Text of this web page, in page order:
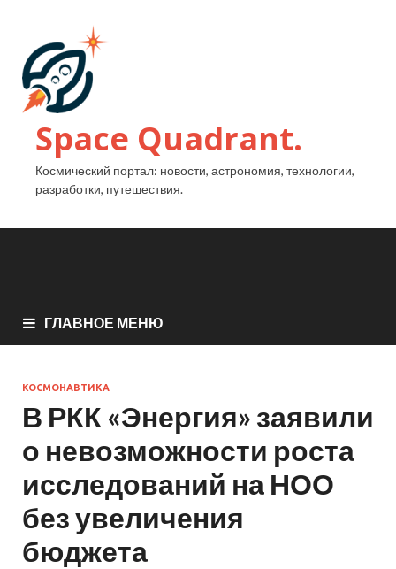
Space Quadrant.
Космический портал: новости, астрономия, технологии,
разработки, путешествия.
ГЛАВНОЕ МЕНЮ
КОСМОНАВТИКА
В РКК «Энергия» заявили
о невозможности роста
исследований на НОО
без увеличения
бюджета